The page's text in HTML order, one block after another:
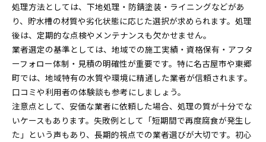
処理方法としては、下地処理・防錆塗装・ライニングなどがあ
り、貯水槽の材質や劣化状態に応じた選択が求められます。処理
後は、定期的な点検やメンテナンスも欠かせません。
業者選定の基準としては、地域での施工実績・資格保有・アフタ
ーフォロー体制・見積の明確性が重要です。特に名古屋市や東郷
町では、地域特有の水質や環境に精通した業者が信頼されます。
口コミや利用者の体験談も参考にしましょう。
注意点として、安価な業者に依頼した場合、処理の質が十分でな
いケースもあります。失敗例として「短期間で再度腐食が発生し
た」という声もあり、長期的視点での業者選びが大切です。初心